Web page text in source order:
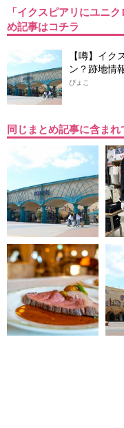
「イクスピアリにユニ
め記事はコチラ
【噂】イ
ン？跡地情
ぴょこ
同じまとめ記事に含ま